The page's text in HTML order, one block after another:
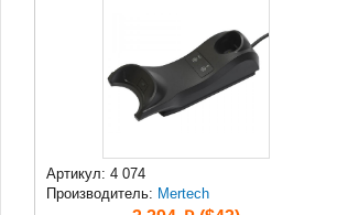
Артикул: 4 074
Производитель: Mertech